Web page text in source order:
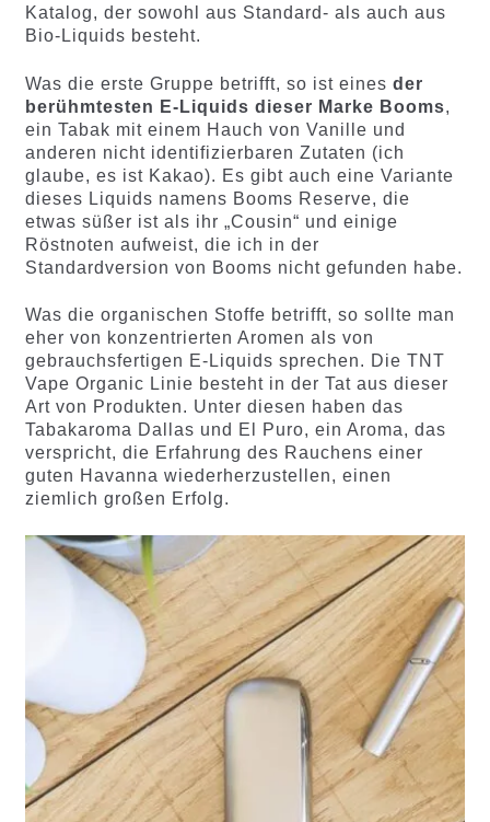
Katalog, der sowohl aus Standard- als auch aus
Bio-Liquids besteht.
Was die erste Gruppe betrifft, so ist eines der
berühmtesten E-Liquids dieser Marke Booms,
ein Tabak mit einem Hauch von Vanille und
anderen nicht identifizierbaren Zutaten (ich
glaube, es ist Kakao). Es gibt auch eine Variante
dieses Liquids namens Booms Reserve, die
etwas süßer ist als ihr „Cousin“ und einige
Röstnoten aufweist, die ich in der
Standardversion von Booms nicht gefunden habe.
Was die organischen Stoffe betrifft, so sollte man
eher von konzentrierten Aromen als von
gebrauchsfertigen E-Liquids sprechen. Die TNT
Vape Organic Linie besteht in der Tat aus dieser
Art von Produkten. Unter diesen haben das
Tabakaroma Dallas und El Puro, ein Aroma, das
verspricht, die Erfahrung des Rauchens einer
guten Havanna wiederherzustellen, einen
ziemlich großen Erfolg.